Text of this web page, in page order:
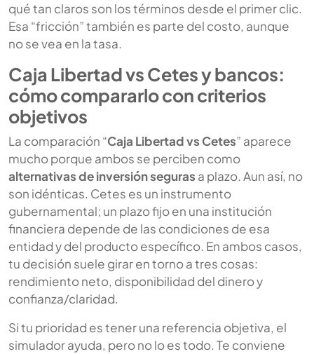
qué tan claros son los términos desde el primer clic.
Esa “fricción” también es parte del costo, aunque
no se vea en la tasa.
Caja Libertad vs Cetes y bancos:
cómo compararlo con criterios
objetivos
La comparación “Caja Libertad vs Cetes” aparece
mucho porque ambos se perciben como
alternativas de inversión seguras a plazo. Aun así, no
son idénticas. Cetes es un instrumento
gubernamental; un plazo fijo en una institución
financiera depende de las condiciones de esa
entidad y del producto específico. En ambos casos,
tu decisión suele girar en torno a tres cosas:
rendimiento neto, disponibilidad del dinero y
confianza/claridad.
Si tu prioridad es tener una referencia objetiva, el
simulador ayuda, pero no lo es todo. Te conviene